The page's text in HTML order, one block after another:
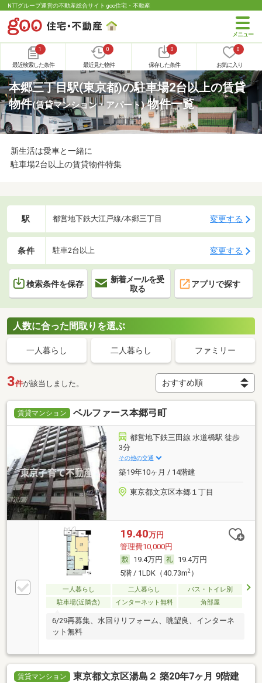
NTTグループ運営の不動産総合サイト goo住宅・不動産
1
最近検索した条件
0
最近見た物件
0
保存した条件
0
お気に入り
本郷三丁目駅(東京都)の駐車場2台以上の賃貸
物件(賃貸マンション・アパート)物件一覧
新生活は愛車と一緒に
駐車場2台以上の賃貸物件特集
駅 都営地下鉄大江戸線/本郷三丁目 変更する
条件 駐車2台以上 変更する
検索条件を保存
新着メールを受
取る
アプリで探す
人数に合った間取りを選ぶ
一人暮らし 二人暮らし ファミリー
3件が該当しました。
賃貸マンション ベルファース本郷弓町
都営地下鉄三田線 水道橋駅 徒歩
3分
その他の交通
築19年10ヶ月 / 14階建
東京都文京区本郷１丁目
19.40万円
管理費10,000円
19.4万円
19.4万円
5階 / 1LDK（40.73m2）
一人暮らし 二人暮らし
バス・トイレ別
駐車場(近隣含)
インターネット無料 角部屋
6/29再募集、水回りリフォーム、眺望良、インターネ
ット無料
賃貸マンション 東京都文京区湯島２ 築20年7ヶ月 9階建